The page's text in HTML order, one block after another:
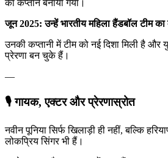
का कप्तान बनाया गया।
जून 2025: उन्हें भारतीय महिला हैंडबॉल टीम
उनकी कप्तानी में टीम को नई दिशा मिली है और
प्रेरणा बन चुके हैं।
—
🎙 गायक, एक्टर और प्रेरणास्रोत
नवीन पूनिया सिर्फ खिलाड़ी ही नहीं, बल्कि
लोकप्रिय सिंगर भी हैं।